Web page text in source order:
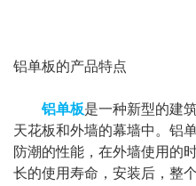
铝单板的产品特点
铝单板是一种新型的建
天花板和外墙的幕墙中。铝
防潮的性能，在外墙使用的
长的使用寿命，安装后，整